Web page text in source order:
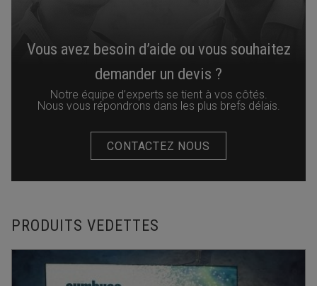
Vous avez besoin d’aide ou vous souhaitez
demander un devis ?
Notre équipe d’experts se tient à vos côtés.
Nous vous répondrons dans les plus brefs délais.
CONTACTEZ NOUS
PRODUITS VEDETTES